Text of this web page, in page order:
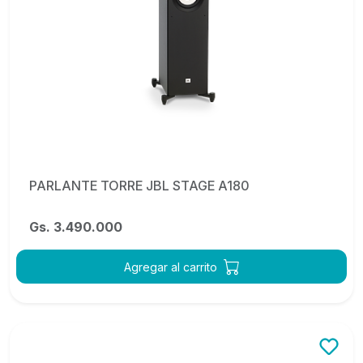
PARLANTE TORRE JBL STAGE A180
Gs. 3.490.000
Agregar al carrito